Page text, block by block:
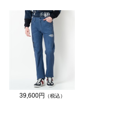
39,600円 （税込）